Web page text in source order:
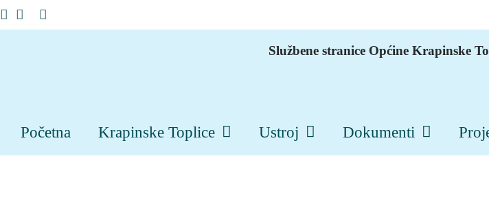
Službene stranice Općine Krapinske
Početna Krapinske Toplice Ustroj Dokumenti